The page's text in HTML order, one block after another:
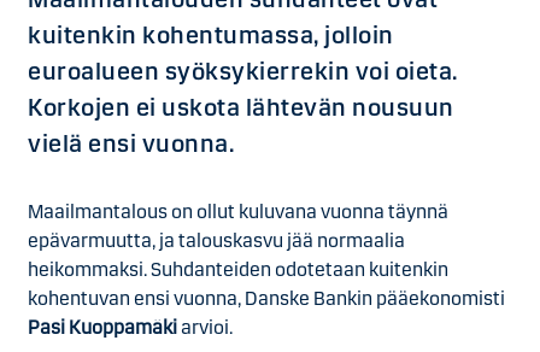
kuitenkin kohentumassa, jolloin
euroalueen syöksykierrekin voi oieta.
Korkojen ei uskota lähtevän nousuun
vielä ensi vuonna.
Maailmantalous on ollut kuluvana vuonna täynnä
epävarmuutta, ja talouskasvu jää normaalia
heikommaksi. Suhdanteiden odotetaan kuitenkin
kohentuvan ensi vuonna, Danske Bankin pääekonomisti
Pasi Kuoppamäkiarvioi.